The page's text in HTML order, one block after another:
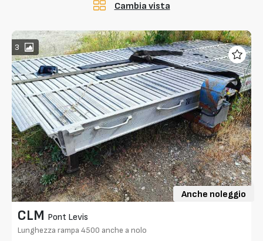
Cambia vista
3
Anche noleggio
CLM Pont Levis
Lunghezza rampa 4500 anche a nolo